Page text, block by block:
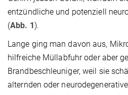
entzündliche und potenziell
(Abb. 1).
Lange ging man davon aus,
hilfreiche Müllabfuhr oder aber
Brandbeschleuniger, weil sie
alternden oder